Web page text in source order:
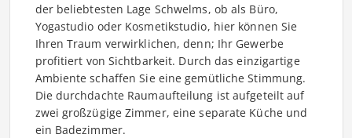
der beliebtesten Lage Schwelms, ob als Büro,
Yogastudio oder Kosmetikstudio, hier können Sie
Ihren Traum verwirklichen, denn; Ihr Gewerbe
profitiert von Sichtbarkeit. Durch das einzigartige
Ambiente schaffen Sie eine gemütliche Stimmung.
Die durchdachte Raumaufteilung ist aufgeteilt auf
zwei großzügige Zimmer, eine separate Küche und
ein Badezimmer.